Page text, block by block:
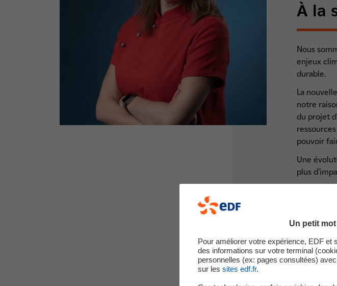
À la
Nous
enjeux
durable.
La
notre
du projet
pouvoir
Une
plus
Un petit
Pour améliorer votre expérience, EDF et
des informations sur votre terminal
personnelles (ex: pages consultées)
sur les sites edf.fr.